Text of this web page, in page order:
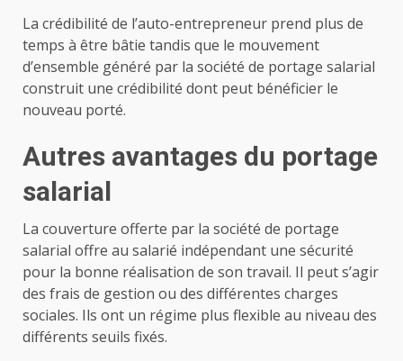
La crédibilité de l’auto-entrepreneur prend plus de
temps à être bâtie tandis que le mouvement
d’ensemble généré par la société de portage salarial
construit une crédibilité dont peut bénéficier le
nouveau porté.
Autres avantages du portage
salarial
La couverture offerte par la société de portage
salarial offre au salarié indépendant une sécurité
pour la bonne réalisation de son travail. Il peut s’agir
des frais de gestion ou des différentes charges
sociales. Ils ont un régime plus flexible au niveau des
différents seuils fixés.